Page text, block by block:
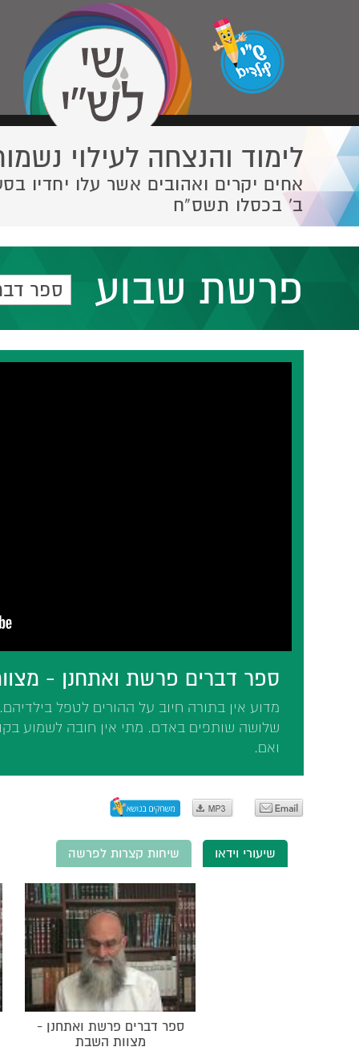
לימוד והנצחה לעילוי
אחים יקרים ואהובים אשר עלו יחדיו
ב' בכסלו תשס”ח
פרשת שבוע ספר
ספר דברים פרשת ואתחנן -
מדוע אין בתורה חיוב על ההורים לטפל
שלושה שותפים באדם. מתי אין חובה לשמוע
ואם.
שיעורי וידאו שיחות קצרות לפרשה
ספר דברים פרשת ואתחנן -
מצוות השבת